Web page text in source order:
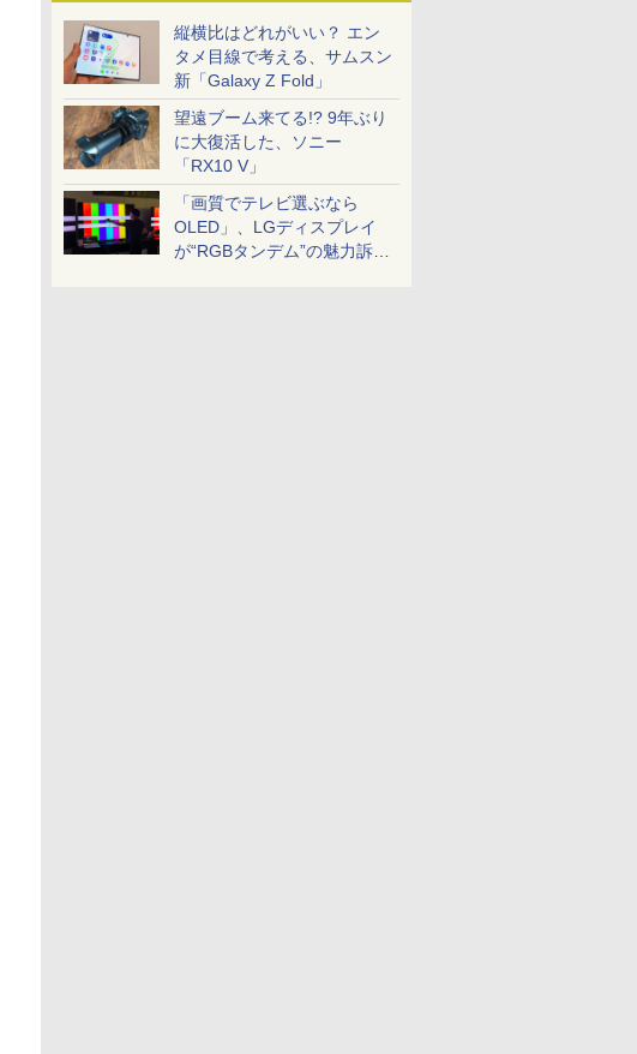
縦横比はどれがいい？ エン
タメ目線で考える、サムスン
新「Galaxy Z Fold」
望遠ブーム来てる!? 9年ぶり
に大復活した、ソニー
「RX10 V」
「画質でテレビ選ぶなら
OLED」、LGディスプレイ
が“RGBタンデム”の魅力訴